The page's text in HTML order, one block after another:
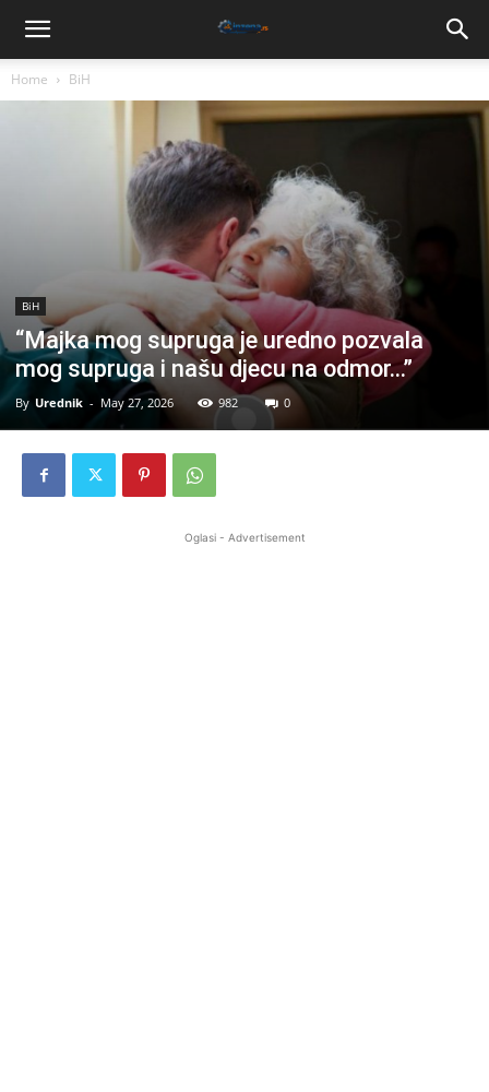
Home BiH
BiH
“Majka mog supruga je uredno pozvala
mog supruga i našu djecu na odmor…”
By Urednik - May 27, 2026 982 0
Oglasi - Advertisement